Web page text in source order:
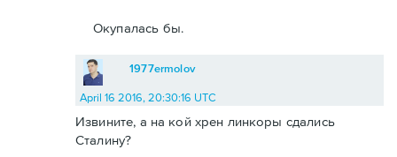
Окупалась бы.
1977ermolov
April 16 2016, 20:30:16 UTC
Извините, а на кой хрен линкоры сдались
Сталину?